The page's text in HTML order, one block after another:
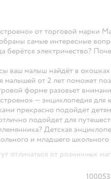
от торговой марки
самые интересные
электричество?
ваш малыш найдёт в
малышей от 2 лет поможет
форме разовьет
— энциклопедия
прекрасно подойдет
подойдет для
Детская
и младшего школьного
отличаться от розничных